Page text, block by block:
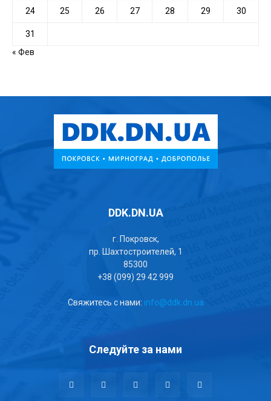
24 25 26 27 28 29 30
31
« Фев
DDK.DN.UA
г. Покровск,
пр. Шахтостроителей, 1
85300
+38 (099) 29 42 999
Свяжитесь с нами: info@ddk.dn.ua
Следуйте за нами